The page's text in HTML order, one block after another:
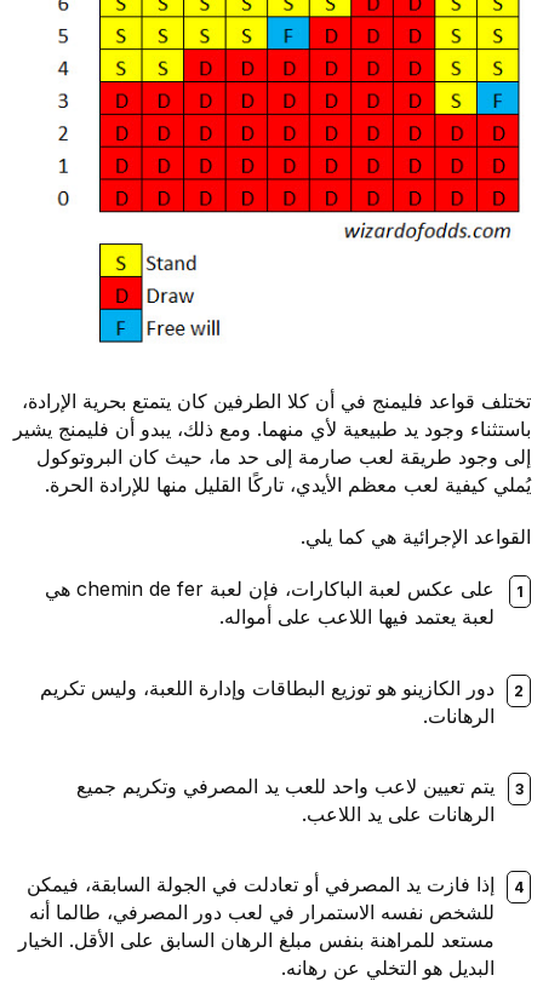
تختلف قواعد فليمنج في أن كلا الطرفين كان يتمتع بحرية الإرادة،
باستثناء وجود يد طبيعية لأي منهما. ومع ذلك، يبدو أن فليمنج يشير
إلى وجود طريقة لعب صارمة إلى حد ما، حيث كان البروتوكول
يُملي كيفية لعب معظم الأيدي، تاركًا القليل منها للإرادة الحرة.
القواعد الإجرائية هي كما يلي.
على عكس لعبة الباكارات، فإن لعبة chemin de fer هي
لعبة يعتمد فيها اللاعب على أمواله.
دور الكازينو هو توزيع البطاقات وإدارة اللعبة، وليس تكريم
الرهانات.
يتم تعيين لاعب واحد للعب يد المصرفي وتكريم جميع
الرهانات على يد اللاعب.
إذا فازت يد المصرفي أو تعادلت في الجولة السابقة، فيمكن
للشخص نفسه الاستمرار في لعب دور المصرفي، طالما أنه
مستعد للمراهنة بنفس مبلغ الرهان السابق على الأقل. الخيار
البديل هو التخلي عن رهانه.